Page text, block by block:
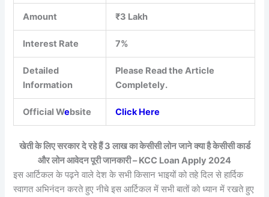
Amount ₹3 Lakh
Interest Rate 7%
Detailed
Information
Please Read the Article
Completely.
Official Website Click Here
खेती के लिए सरकार दे रहे हैं 3 लाख का केसीसी लोन जाने क्या है केसीसी कार्ड
और लोन आवेदन पूरी जानकारी –KCC Loan Apply 2024
इस आर्टिकल के पढ़ने वाले देश के सभी किसान भाइयों को तहे दिल से हार्दिक
स्वागत अभिनंदन करते हुए नीचे इस आर्टिकल में सभी बातों को ध्यान में रखते हुए